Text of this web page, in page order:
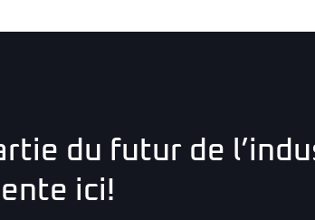
du futur de
ici!